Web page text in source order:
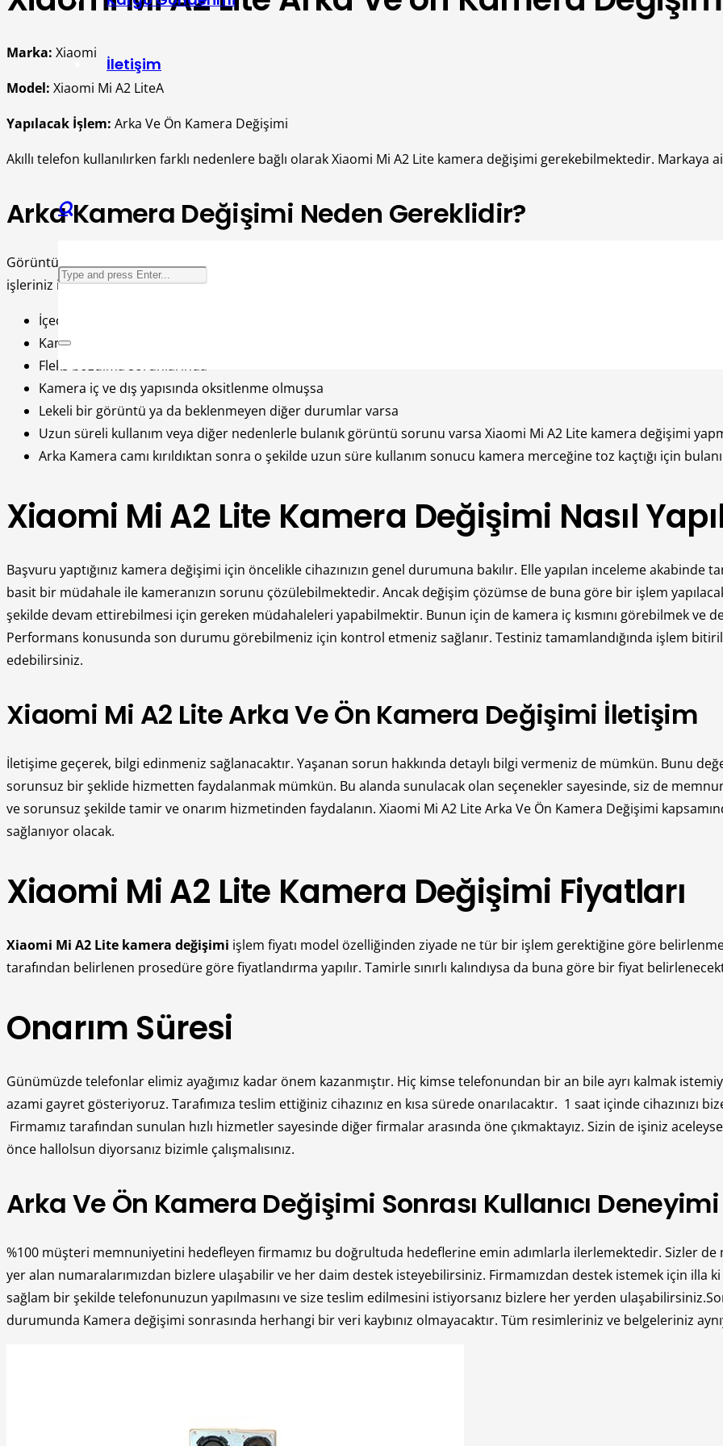
İletişim
Marka: Xiaomi
Model: Xiaomi Mi A2 LiteA
Yapılacak İşlem: Arka Ve Ön Kamera Değişimi
Akıllı telefon kullanılırken farklı nedenlere bağlı olarak Xiaomi Mi A2 Lite kamera değişimi gerekebilmektedir.
Arka Kamera Değişimi Neden Gereklidir?
Görüntü aldığınız kamerada sorun olduğu zaman, otomatik biçimde değişim de gerekecektir. Özellikle sık şekilde
işleriniz için sık şekilde kullanıyorsanız kamera da acil ihtiyaç olacaktır. Arka kamera, görüntü kalitesi bakımından
İçecek döküldüğü zaman kamera artık çalışmıyorsa değişimi yaptırabilirsiniz.
Kameraya bilerek ya da istem dışı sert müdahale yapıldıysa, bunun sonucu olarak kamera kırıldıysa
Fleks bozulma sorunlarında
Kamera iç ve dış yapısında oksitlenme olmuşsa
Lekeli bir görüntü ya da beklenmeyen diğer durumlar varsa
Uzun süreli kullanım veya diğer nedenlerle bulanık görüntü sorunu varsa Xiaomi Mi A2 Lite kamera değişimi
Arka Kamera camı kırıldıktan sonra o şekilde uzun süre kullanım sonucu kamera merceğine toz kaçtığı için
Xiaomi Mi A2 Lite Kamera Değişimi Nasıl
Başvuru yaptığınız kamera değişimi için öncelikle cihazınızın genel durumuna bakılır. Elle yapılan inceleme
basit bir müdahale ile kameranızın sorunu çözülebilmektedir. Ancak değişim çözümse de buna göre bir işlem
şekilde devam ettirebilmesi için gereken müdahaleleri yapabilmektir. Bunun için de kamera iç kısmını görebilmek ve
Performans konusunda son durumu görebilmeniz için kontrol etmeniz sağlanır. Testiniz tamamlandığında işlem
edebilirsiniz.
Xiaomi Mi A2 Lite Arka Ve Ön Kamera Değişimi İletişim
İletişime geçerek, bilgi edinmeniz sağlanacaktır. Yaşanan sorun hakkında detaylı bilgi vermeniz de mümkün. Bunu
sorunsuz bir şeklide hizmetten faydalanmak mümkün. Bu alanda sunulacak olan seçenekler sayesinde, siz de
ve sorunsuz şekilde tamir ve onarım hizmetinden faydalanın. Xiaomi Mi A2 Lite Arka Ve Ön Kamera Değişimi
sağlanıyor olacak.
Xiaomi Mi A2 Lite Kamera Değişimi Fiyatları
Xiaomi Mi A2 Lite kamera değişimi işlem fiyatı model özelliğinden ziyade ne tür bir işlem gerektiğine göre
tarafından belirlenen prosedüre göre fiyatlandırma yapılır. Tamirle sınırlı kalındıysa da buna göre bir fiyat
Onarım Süresi
Günümüzde telefonlar elimiz ayağımız kadar önem kazanmıştır. Hiç kimse telefonundan bir an bile ayrı kalmak
azami gayret gösteriyoruz. Tarafımıza teslim ettiğiniz cihazınız en kısa sürede onarılacaktır. 1 saat içinde cihazınızı
Firmamız tarafından sunulan hızlı hizmetler sayesinde diğer firmalar arasında öne çıkmaktayız. Sizin de işiniz
önce hallolsun diyorsanız bizimle çalışmalısınız.
Arka Ve Ön Kamera Değişimi Sonrası Kullanıcı Deneyimi
%100 müşteri memnuniyetini hedefleyen firmamız bu doğrultuda hedeflerine emin adımlarla ilerlemektedir. Sizler
yer alan numaralarımızdan bizlere ulaşabilir ve her daim destek isteyebilirsiniz. Firmamızdan destek istemek için illa
sağlam bir şekilde telefonunuzun yapılmasını ve size teslim edilmesini istiyorsanız bizlere her yerden
durumunda Kamera değişimi sonrasında herhangi bir veri kaybınız olmayacaktır. Tüm resimleriniz ve belgeleriniz